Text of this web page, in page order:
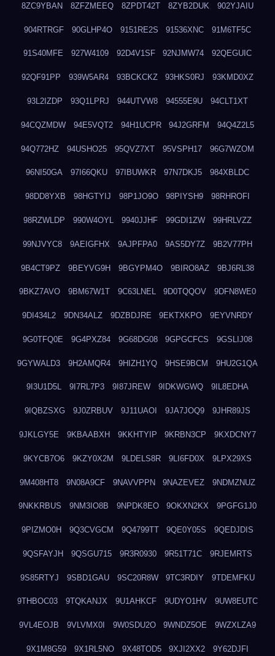
8ZC9YBAN 8ZFZMEEQ 8ZPDT42T 8ZYB2DUK 902YJAIU
904RTRGF 90GLHP4O 9151RE2S 91536XNC 91M6TF5C
91S40MFE 927W4109 92D4V1SF 92NJMW74 92QEGUIC
92QF91PP 939W5AR4 93BCKCKZ 93HKS0RJ 93KMD0XZ
93L2IZDP 93Q1LPRJ 944UTVW8 94555E9U 94CLT1XT
94CQZMDW 94E5VQT2 94H1UCPR 94J2GRFM 94Q4Z2L5
94Q772HZ 94USHO25 95QVZ7XT 95VSPH17 96G7WZOM
96NI50GA 97I66QKU 97IBUWKR 97N7DKJ5 984XBLDC
98DD8YXB 98HGTYIJ 98P1JO9O 98PIYSH9 98RHROFI
98RZWLDP 990W4OYL 9940JJHF 99GDI1ZW 99HRLVZZ
99NJVYC8 9AEIGFHX 9AJPFPA0 9AS5DY7Z 9B2V77PH
9B4CT9PZ 9BEYVG9H 9BGYPM4O 9BIRO8AZ 9BJ6RL38
9BKZ7AVO 9BM67W1T 9C63LNEL 9D0TQQOV 9DFN8WE0
9DI434L2 9DN34ALZ 9DZBDJRE 9EKTXKPO 9EYVNRDY
9G0TFQ0E 9G4PXZ84 9G68DG08 9GPGCFCS 9GSLIJ08
9GYWALD3 9H2AMQR4 9HIZH1YQ 9HSE9BCM 9HU2G1QA
9I3U1D5L 9I7RL7P3 9I87JREW 9IDKWGWQ 9IL8EDHA
9IQBZSXG 9J0ZRBUV 9J11UAOI 9JA7JOQ9 9JHR89JS
9JKLGY5E 9KBAABXH 9KKHTYIP 9KRBN3CP 9KXDCNY7
9KYCB7O6 9KZY0X2M 9LDELS8R 9LI6FD0X 9LPX29XS
9M408HT8 9N08A9CF 9NAVVPPN 9NAZEVEZ 9NDMZNUZ
9NKKRBUS 9NM3IO8B 9NPDK8EO 9OKXN2KX 9PGFG1J0
9PIZMO0H 9Q3CVGCM 9Q4799TT 9QE0Y05S 9QEDJDIS
9QSFAYJH 9QSGU715 9R3R0930 9R51T71C 9RJEMRTS
9S85RTYJ 9SBD1GAU 9SC20R8W 9TC3RDIY 9TDEMFKU
9THBOC03 9TQKANJX 9U1AHKCF 9UDYO1HV 9UW8EUTC
9VL4EOJB 9VLVMX0I 9W0SDU2O 9WNDZ5OE 9WZXLZA9
9X1M8G59 9X1RL5NO 9X48TOD5 9XJI2XX2 9Y62DJFI